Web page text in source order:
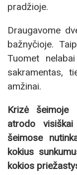
pradžioje.
Draugavome
bažnyčioje.
Tuomet
sakramentas,
amžinai.
Krizė
atrodo
šeimose
kokius
kokios